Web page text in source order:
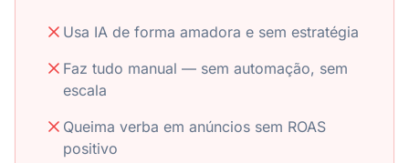
Usa IA de forma amadora e sem estratégia
Faz tudo manual — sem automação, sem
escala
Queima verba em anúncios sem ROAS
positivo